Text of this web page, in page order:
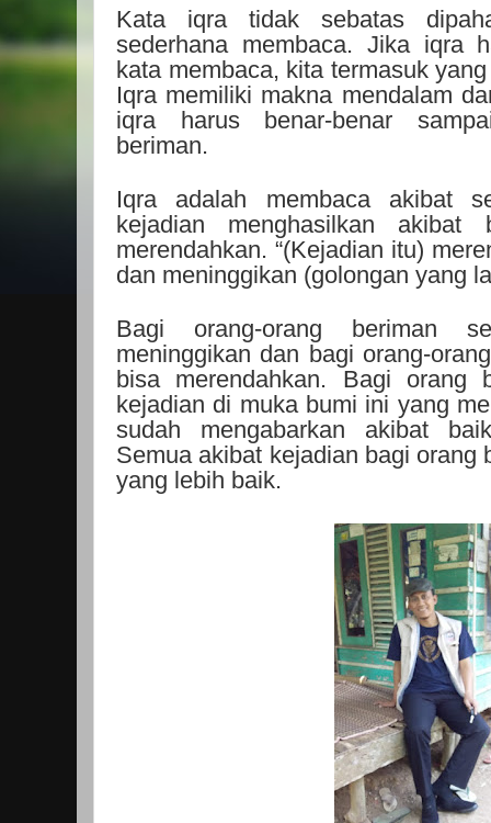
Kata iqra tidak sebatas
sederhana membaca. Jika iqra
kata membaca, kita termasuk
Iqra memiliki makna mendalam
iqra harus benar-benar
beriman.
Iqra adalah membaca akibat
kejadian menghasilkan akibat
merendahkan. “(Kejadian itu)
dan meninggikan (golongan yang
Bagi orang-orang beriman
meninggikan dan bagi orang-
bisa merendahkan. Bagi orang
kejadian di muka bumi ini yang
sudah mengabarkan akibat
Semua akibat kejadian bagi orang
yang lebih baik.